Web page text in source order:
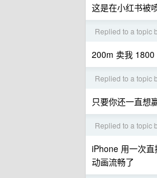
这是在小红书被
Replied to a topic
200m 卖我 1800
Replied to a topic
只要你还一直想
Replied to a topic
iPhone 用一次直
动画流畅了